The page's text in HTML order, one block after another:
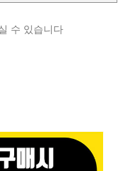
수 있습니다